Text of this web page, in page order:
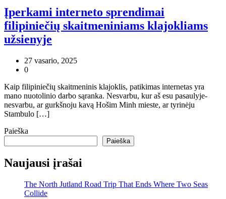
Įperkami interneto sprendimai
filipiniečių skaitmeniniams klajokliams
užsienyje
27 vasario, 2025
0
Kaip filipiniečių skaitmeninis klajoklis, patikimas internetas yra
mano nuotolinio darbo sąranka. Nesvarbu, kur aš esu pasaulyje-
nesvarbu, ar gurkšnoju kavą Hošim Minh mieste, ar tyrinėju
Stambulo […]
Paieška
Paieška
Naujausi įrašai
The North Jutland Road Trip That Ends Where Two Seas
Collide